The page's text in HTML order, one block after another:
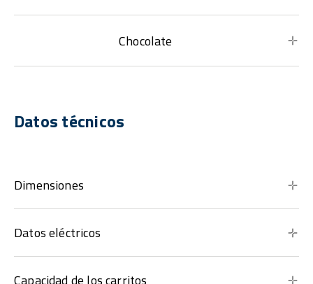
Chocolate
Datos técnicos
Dimensiones
Datos eléctricos
Capacidad de los carritos